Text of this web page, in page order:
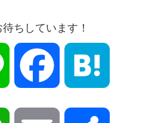
ちしています！
Line Facebook